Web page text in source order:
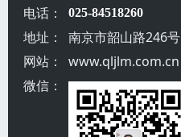
电话： 025-84518260
地址：
南京市韶山路246号
网站：
www.qljlm.com.cn
微信：